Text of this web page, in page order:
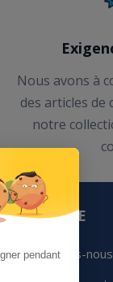
Nous avons à
des articles de
notre
LE GROUPE
Qui sommes-